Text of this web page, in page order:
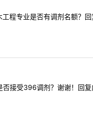
专业是否有调剂名额？回
接受396调剂？谢谢！回复